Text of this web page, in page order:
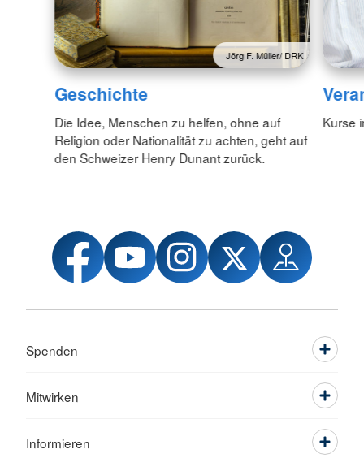
Jörg F. Müller/ DRK
Geschichte
Die Idee, Menschen zu helfen, ohne auf
Religion oder Nationalität zu achten, geht auf
den Schweizer Henry Dunant zurück.
Kurse
Spenden
Mitwirken
Informieren